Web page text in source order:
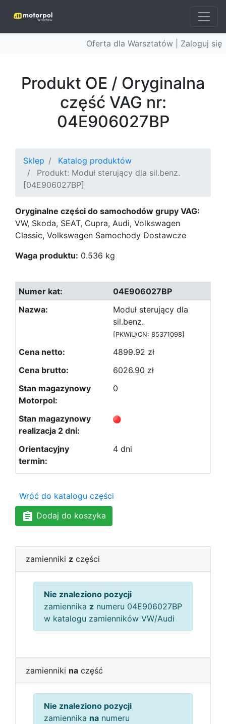
Oferta dla Warsztatów | Zaloguj się
Produkt OE / Oryginalna
część VAG nr:
04E906027BP
Sklep
Katalog produktów
Produkt: Moduł sterujący dla sil.benz.
[04E906027BP]
Oryginalne części do samochodów grupy VAG:
VW, Skoda, SEAT, Cupra, Audi, Volkswagen
Classic, Volkswagen Samochody Dostawcze
Waga produktu: 0.536 kg
04E906027BP
Moduł sterujący dla
sil.benz.
[PKWiU/CN: 85371098]
4899.92 zł
6026.90 zł
0
4 dni
Wróć do katalogu części
Dodaj do koszyka
zamienniki z części
Nie znaleziono pozycji
zamiennika z numeru 04E906027BP
w katalogu zamienników VW/Audi
zamienniki na część
Nie znaleziono pozycji
zamiennika na numeru